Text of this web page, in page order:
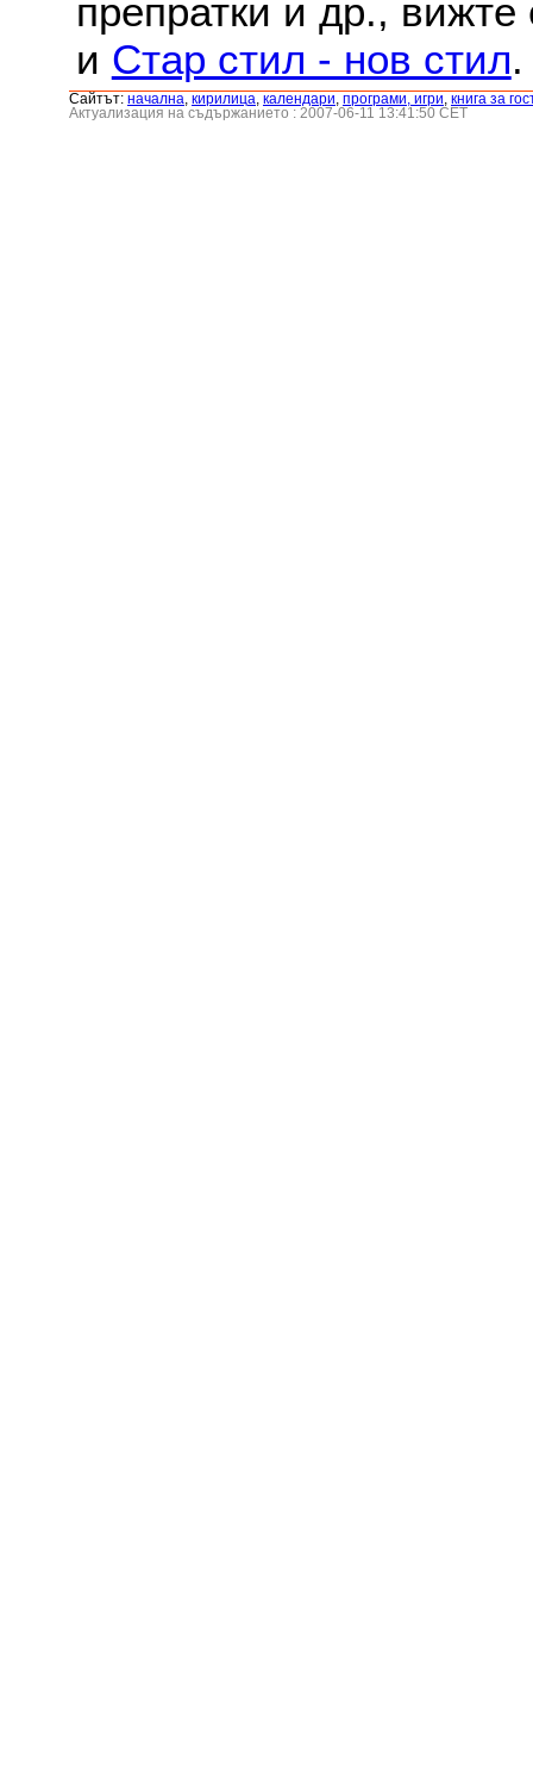
препратки и др.,
и Стар стил - нов стил.
Сайтът: началнa кирилица календари програми, игри книга за
Актуализация на съдържанието : 2007-06-11 13:41:50 CET